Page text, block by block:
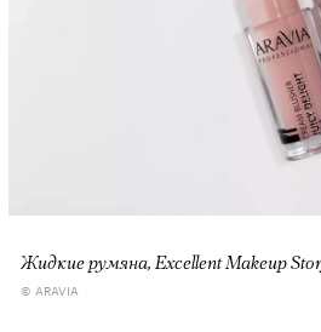
Жидкие румяна, Excellent Makeup
© ARAVIA